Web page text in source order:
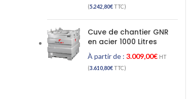
(5.242,80€TTC)
Cuve de chantier GNR
en acier 1000 Litres
À partir de : 3.009,00€ HT
(3.610,80€TTC)